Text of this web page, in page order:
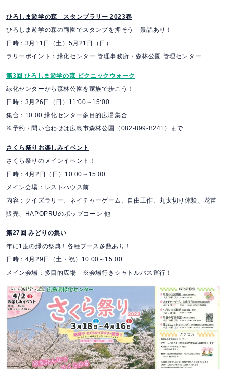
ひろしま遊学の森 スタンプラリー 2023春
ひろしま遊学の森の両園でスタンプを押そう 景品あり！
日時：3月11日（土）5月21日（日）
ラリーポイント：緑化センター 管理事務所・森林公園 管理センター
第3回 ひろしま遊学の森 ピクニックウォーク
緑化センターから森林公園を家族で歩こう！
日時：3月26日（日）11:00～15:00
集合：10:00 緑化センター多目的広場集合
※予約・問い合わせは広島市森林公園（082-899-8241）まで
さくら祭りお楽しみイベント
さくら祭りのメインイベント！
日時：4月2日（日）10:00～15:00
メイン会場：レストハウス前
内容：クイズラリー、ネイチャーゲーム、自由工作、丸太切り体験、花苗
販売、HAPOPRUのポップコーン 他
第27回 みどりの集い
年に1度の緑の祭典！各種ブース多数あり！
日時：4月29日（土・祝）10:00～15:00
メイン会場：多目的広場 ※会場行きシャトルバス運行！